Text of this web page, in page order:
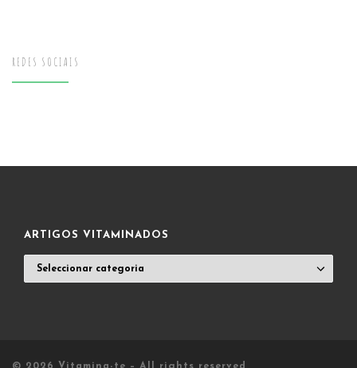
REDES SOCIAIS
ARTIGOS VITAMINADOS
VITAMINADOS